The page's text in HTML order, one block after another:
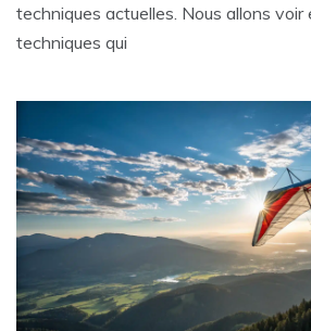
techniques actuelles. Nous allons voir
techniques qui